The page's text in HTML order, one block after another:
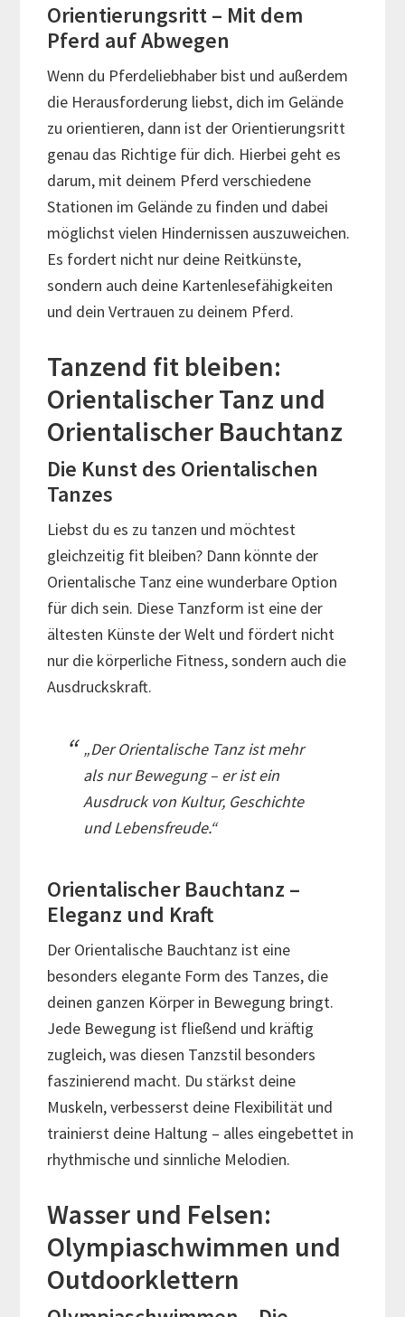
Orientierungsritt – Mit dem
Pferd auf Abwegen
Wenn du Pferdeliebhaber bist und außerdem
die Herausforderung liebst, dich im Gelände
zu orientieren, dann ist der Orientierungsritt
genau das Richtige für dich. Hierbei geht es
darum, mit deinem Pferd verschiedene
Stationen im Gelände zu finden und dabei
möglichst vielen Hindernissen auszuweichen.
Es fordert nicht nur deine Reitkünste,
sondern auch deine Kartenlesefähigkeiten
und dein Vertrauen zu deinem Pferd.
Tanzend fit bleiben:
Orientalischer Tanz und
Orientalischer Bauchtanz
Die Kunst des Orientalischen
Tanzes
Liebst du es zu tanzen und möchtest
gleichzeitig fit bleiben? Dann könnte der
Orientalische Tanz eine wunderbare Option
für dich sein. Diese Tanzform ist eine der
ältesten Künste der Welt und fördert nicht
nur die körperliche Fitness, sondern auch die
Ausdruckskraft.
„Der Orientalische Tanz ist mehr
als nur Bewegung – er ist ein
Ausdruck von Kultur, Geschichte
und Lebensfreude.“
Orientalischer Bauchtanz –
Eleganz und Kraft
Der Orientalische Bauchtanz ist eine
besonders elegante Form des Tanzes, die
deinen ganzen Körper in Bewegung bringt.
Jede Bewegung ist fließend und kräftig
zugleich, was diesen Tanzstil besonders
faszinierend macht. Du stärkst deine
Muskeln, verbesserst deine Flexibilität und
trainierst deine Haltung – alles eingebettet in
rhythmische und sinnliche Melodien.
Wasser und Felsen:
Olympiaschwimmen und
Outdoorklettern